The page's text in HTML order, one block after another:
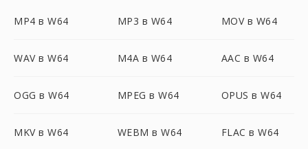
MP4 в W64 MP3 в W64 MOV в W64
WAV в W64 M4A в W64 AAC в W64
OGG в W64 MPEG в W64 OPUS в W64
MKV в W64 WEBM в W64 FLAC в W64